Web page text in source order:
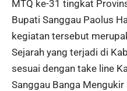
MTQ ke-31 tingkat
Bupati Sanggau Paolus
kegiatan tersebut
Sejarah yang terjadi di
sesuai dengan take line
Sanggau Banga Mengukir